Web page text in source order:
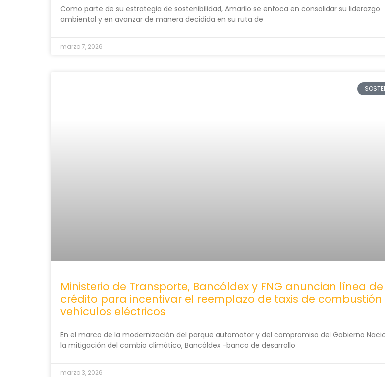
Como parte de su estrategia de sostenibilidad, Amarilo se enfoca en consolidar su liderazgo
ambiental y en avanzar de manera decidida en su ruta de
marzo 7, 2026
Ministerio de Transporte, Bancóldex y FNG anuncian línea de
crédito para incentivar el reemplazo de taxis de
vehículos eléctricos
En el marco de la modernización del parque automotor y del compromiso del Gobierno
la mitigación del cambio climático, Bancóldex -banco de desarrollo
marzo 3, 2026